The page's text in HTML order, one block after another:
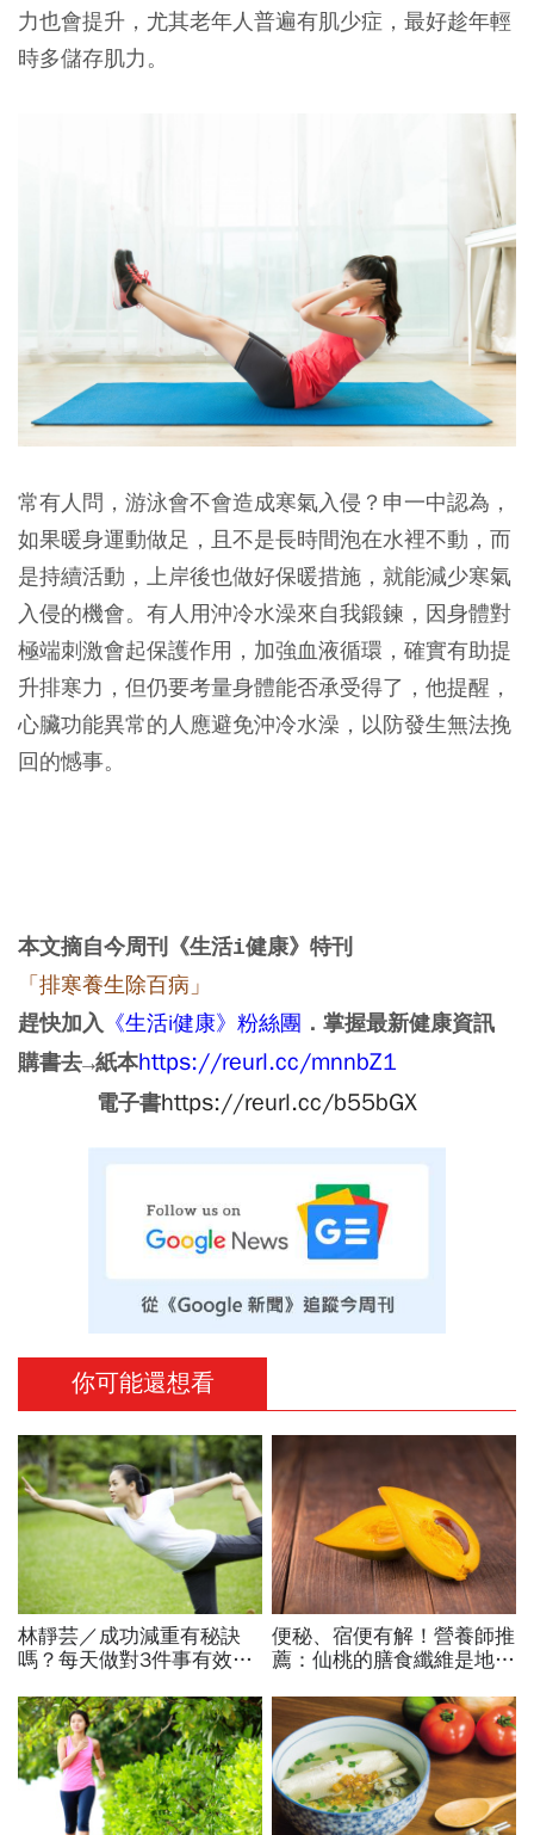
力也會提升，尤其老年人普遍有肌少症，最好趁年輕
時多儲存肌力。
常有人問，游泳會不會造成寒氣入侵？申一中認為，
如果暖身運動做足，且不是長時間泡在水裡不動，而
是持續活動，上岸後也做好保暖措施，就能減少寒氣
入侵的機會。有人用沖冷水澡來自我鍛鍊，因身體對
極端刺激會起保護作用，加強血液循環，確實有助提
升排寒力，但仍要考量身體能否承受得了，他提醒，
心臟功能異常的人應避免沖冷水澡，以防發生無法挽
回的憾事。
本文摘自今周刊《生活i健康》特刊
「排寒養生除百病」
趕快加入 《生活i健康》粉絲團 ．掌握最新健康資訊
購書去→紙本https://reurl.cc/mnnbZ1​
電子書https://reurl.cc/b55bGX​
你可能還想看
林靜芸／成功減重有秘訣
嗎？每天做對3件事有效瘦
便秘、宿便有解！營養師推
薦：仙桃的膳食纖維是地瓜